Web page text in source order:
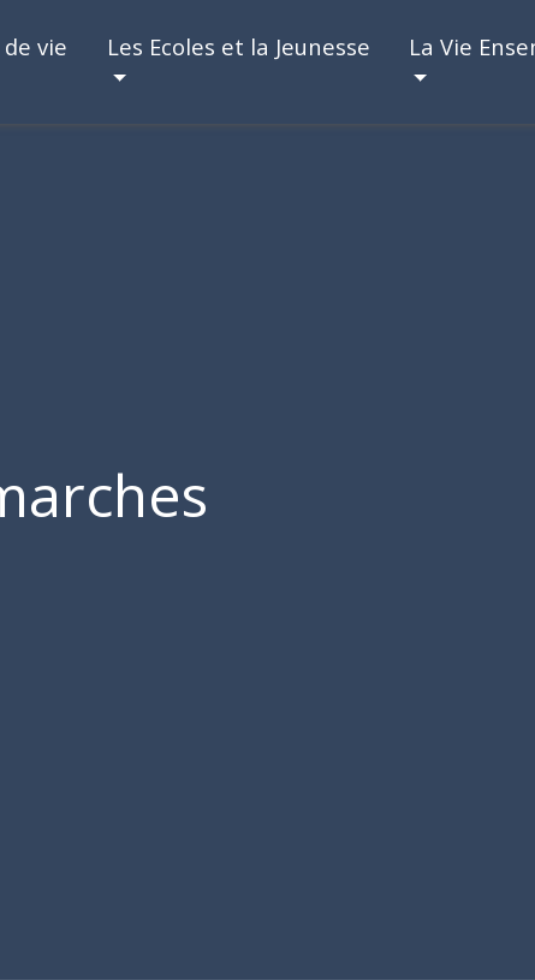
vie Les Ecoles et la Jeunesse La Vie